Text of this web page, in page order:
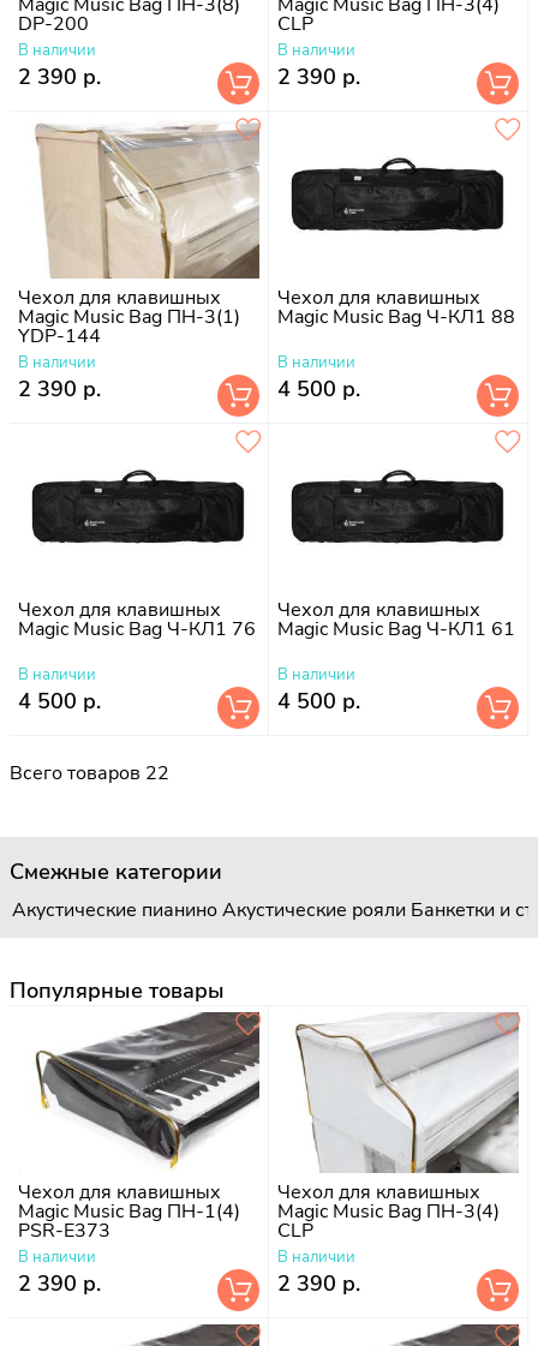
DP-200
В наличии
2 390 р.
CLP
В наличии
2 390 р.
Чехол для клавишных
Magic Music Bag ПН-3(1)
YDP-144
В наличии
2 390 р.
Чехол для клавишных
Magic Music Bag Ч-КЛ1 88
В наличии
4 500 р.
Чехол для клавишных
Magic Music Bag Ч-КЛ1 76
В наличии
4 500 р.
Чехол для клавишных
Magic Music Bag Ч-КЛ1 61
В наличии
4 500 р.
Всего товаров 22
Смежные категории
Акустические пианиноАкустические рояли Банкетки и
Популярные товары
Чехол для клавишных
Magic Music Bag ПН-1(4)
PSR-E373
В наличии
2 390 р.
Чехол для клавишных
Magic Music Bag ПН-3(4)
CLP
В наличии
2 390 р.